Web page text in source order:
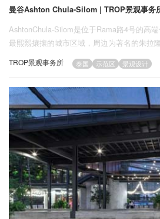
曼谷Ashton Chula-Silom | TROP景观事务
AshtonChula-Silom是位于Rama路4号的高
最熙熙攘攘的城市区域，周边为著名的朱拉
年来人口一直非常稠密。无论是杂货店、食
它邻近两个公共火车站和可步行的步道到附近
TROP景观事务所 泰国 示范区 景观设计